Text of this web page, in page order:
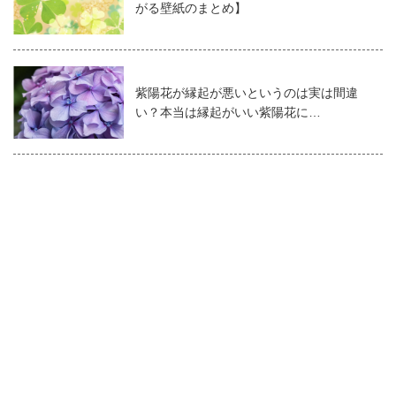
がる壁紙のまとめ】
紫陽花が縁起が悪いというのは実は間違
い？本当は縁起がいい紫陽花に…